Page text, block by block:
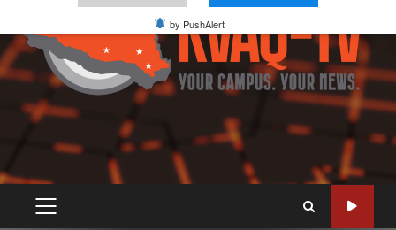
PRIMARY
by PushAlert